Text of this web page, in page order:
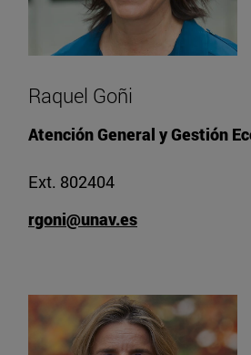
Raquel Goñi
Atención General y Gestión
Ext. 802404
rgoni@unav.es